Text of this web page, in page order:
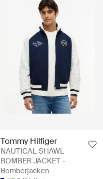
Tommy Hilfiger
NAUTICAL SHAWL
BOMBER JACKET -
Bomberjacken